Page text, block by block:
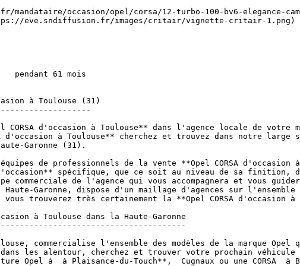
eve.sndiffusion.fr/images/critair/vignette-critair-
d'occasion à Toulouse** dans l'agence locale de
d'occasion à Toulouse** cherchez et trouvez dans notre
Garonne (31).
de professionnels de la vente **Opel CORSA
d'occasion** spécifique, que ce soit au niveau de sa
commerciale de l'agence qui vous accompagnera et vous
Haute-Garonne, dispose d'un maillage d'agences sur
trouverez très certainement la **Opel CORSA d'occasion à
à Toulouse dans la Haute-Garonne
commercialise l'ensemble des modèles de la marque
les alentour, cherchez et trouver votre prochain véhicule
Opel à  à Plaisance-du-Touch**,  Cugnaux ou une CORSA